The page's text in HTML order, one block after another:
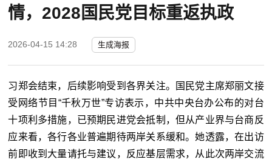
情，2028国民党目标重返执政
2026-04-15 14:28 生成海报
习郑会结束，后续影响受到各界关注。国民党主席郑丽文接
受网络节目“千秋万世”专访表示，中共中央台办公布的对台
十项利多措施，已预期民进党会抵制，但从产业界与台商反
应来看，各行各业普遍期待两岸关系缓和。她透露，在出访
前即收到大量请托与建议，反应基层需求，从此次两岸交流